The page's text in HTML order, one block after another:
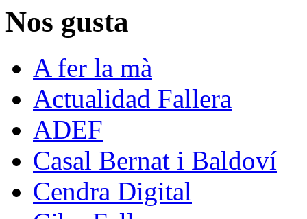
Nos gusta
A fer la mà
Actualidad Fallera
ADEF
Casal Bernat i Baldoví
Cendra Digital